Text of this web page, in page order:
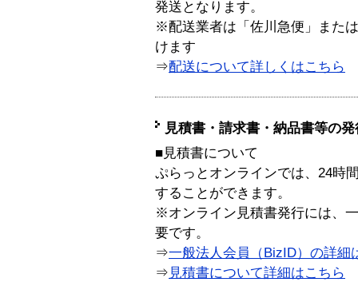
発送となります。
※配送業者は「佐川急便」また
けます
⇒配送について詳しくはこちら
見積書・請求書・納品書等の
■見積書について
ぷらっとオンラインでは、24時
することができます。
※オンライン見積書発行には、
要です。
⇒一般法人会員（BizID）の詳細
⇒ 見積書について詳細はこちら